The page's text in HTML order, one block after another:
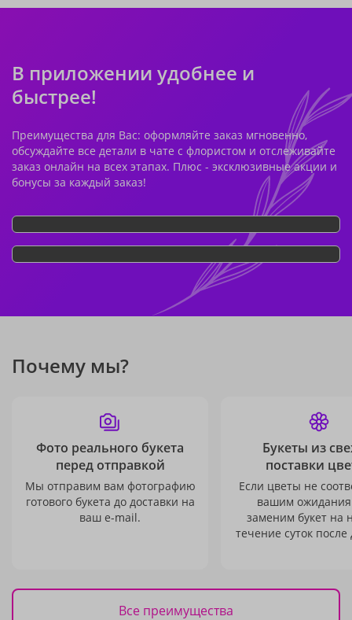
В приложении удобнее и
быстрее!
Преимущества для Вас: оформляйте заказ мгновенно,
обсуждайте все детали в чате с флористом и отслеживайте
заказ онлайн на всех этапах. Плюс - эксклюзивные акции и
бонусы за каждый заказ!
Почему мы?
Фото реального букета
перед отправкой
Мы отправим вам фотографию
готового букета до доставки на
ваш e-mail.
Букеты из
поставки
Если цветы не
вашим
заменим букет на
течение суток после
Все преимущества